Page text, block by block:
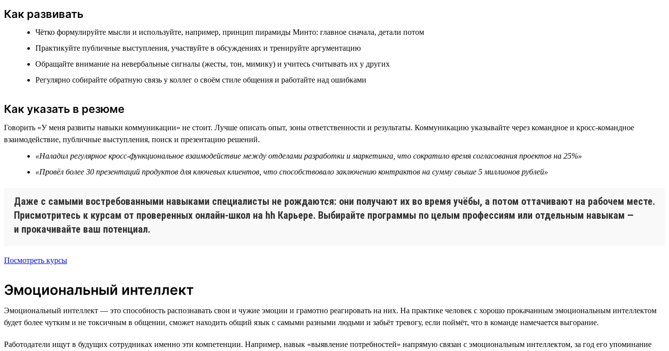
Как развивать
Чётко формулируйте мысли и используйте, например, принцип пирамиды Минто: главное сначала, детали потом
Практикуйте публичные выступления, участвуйте в обсуждениях и тренируйте аргументацию
Обращайте внимание на невербальные сигналы (жесты, тон, мимику) и учитесь считывать их у других
Регулярно собирайте обратную связь у коллег о своём стиле общения и работайте над ошибками
Как указать в резюме
Говорить «У меня развиты навыки коммуникации» не стоит. Лучше описать опыт, зоны ответственности и результаты. Коммуникацию указывайте через командное и кросс-командное
взаимодействие, публичные выступления, поиск и презентацию решений.
«Наладил регулярное кросс-функциональное взаимодействие между отделами разработки и маркетинга, что сократило время согласования проектов на 25%»
«Провёл более 30 презентаций продуктов для ключевых клиентов, что способствовало заключению контрактов на сумму свыше 5 миллионов рублей»
Даже с самыми востребованными навыками специалисты не рождаются: они получают их во время учёбы, а потом оттачивают на рабочем месте.
Присмотритесь к курсам от проверенных онлайн-школ на hh Карьере. Выбирайте программы по целым профессиям или отдельным навыкам —
и прокачивайте ваш потенциал.
Посмотреть курсы
Эмоциональный интеллект
Эмоциональный интеллект — это способность распознавать свои и чужие эмоции и грамотно реагировать на них. На практике человек с хорошо прокачанным эмоциональным интеллектом
будет более чутким и не токсичным в общении, сможет находить общий язык с самыми разными людьми и забьёт тревогу, если поймёт, что в команде намечается выгорание.
Работодатели ищут в будущих сотрудниках именно эти компетенции. Например, навык «выявление потребностей» напрямую связан с эмоциональным интеллектом, за год его упоминание